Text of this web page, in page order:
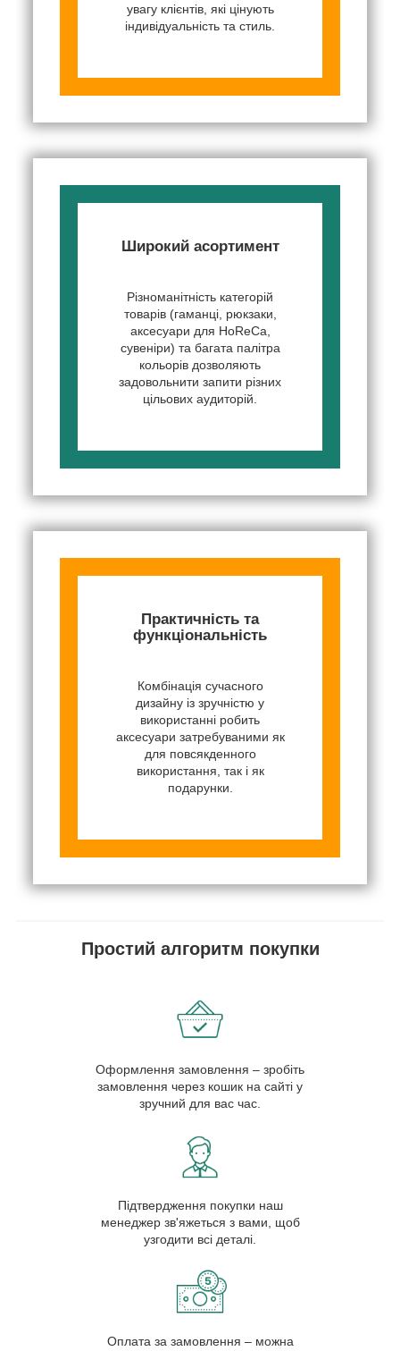
увагу клієнтів, які цінують
індивідуальність та стиль.
Широкий асортимент
Різноманітність категорій
товарів (гаманці, рюкзаки,
аксесуари для HoReCa,
сувеніри) та багата палітра
кольорів дозволяють
задовольнити запити різних
цільових аудиторій.
Практичність та
функціональність
Комбінація сучасного
дизайну із зручністю у
використанні робить
аксесуари затребуваними як
для повсякденного
використання, так і як
подарунки.
Простий алгоритм покупки
Оформлення замовлення – зробіть
замовлення через кошик на сайті у
зручний для вас час.
Підтвердження покупки наш
менеджер зв'яжеться з вами, щоб
узгодити всі деталі.
Оплата за замовлення – можна